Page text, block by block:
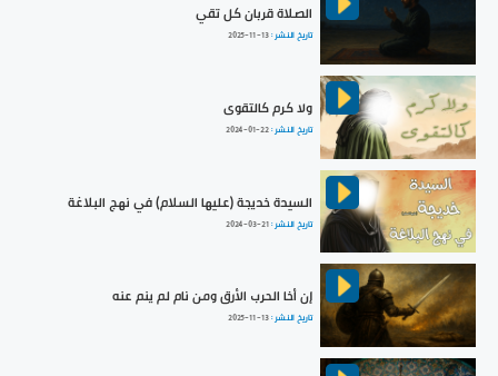
الصلاة قربان كل تقي
تاريخ النشر :2025-11-13
ولا كرم كالتقوى
تاريخ النشر :2024-01-22
السيدة خديجة (عليها السلام) في نهج البلاغة
تاريخ النشر :2024-03-21
إن أخا الحرب الأرق ومن نام لم ينم عنه
تاريخ النشر :2025-11-13